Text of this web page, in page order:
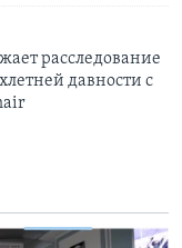
расследование
давности с